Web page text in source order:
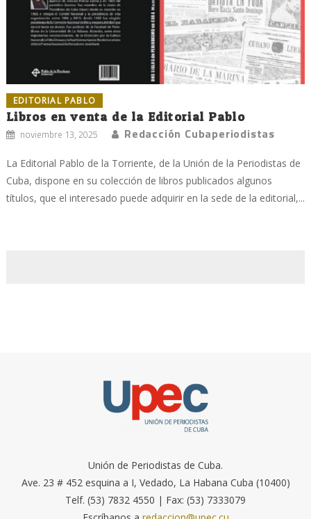
EDITORIAL PABLO
Libros en venta de la Editorial Pablo
noviembre 13, 2025 Redacción Cubaperiodistas
La Editorial Pablo de la Torriente, de la Unión de la Periodistas de
Cuba, dispone en su colección de libros publicados algunos
títulos, que el interesado puede adquirir en la sede de la editorial,...
Unión de Periodistas de Cuba.
Ave. 23 # 452 esquina a I, Vedado, La Habana Cuba (10400)
Telf. (53) 7832 4550 | Fax: (53) 7333079